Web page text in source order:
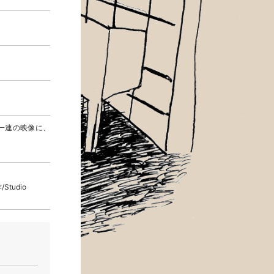
の映像に、
/Studio